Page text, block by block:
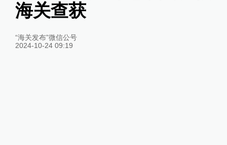
海关查获
“海关发布”微信公号
2024-10-24 09:19